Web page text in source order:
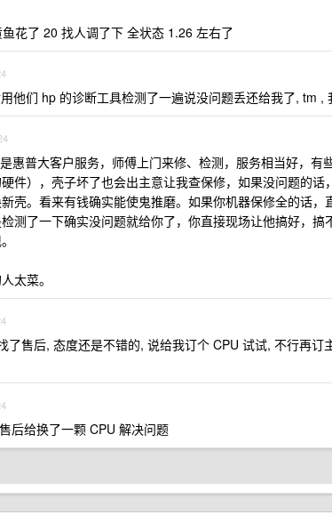
花了 20 找人调了下 全状态 1.26 左右了
他们 hp 的诊断工具检测了一遍说没问题丢还给我了, tm ,
惠普大客户服务，师傅上门来修、检测，服务相当好，有
件），壳子坏了也会出主意让我查保修，如果没问题的话
壳。看来有钱确实能使鬼推磨。如果你机器保修全的话，
测了一下确实没问题就给你了，你直接现场让他搞好，搞
太菜。
了售后, 态度还是不错的, 说给我订个 CPU 试试, 不行再订
后给换了一颗 CPU 解决问题